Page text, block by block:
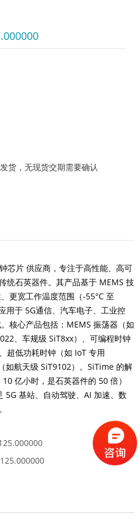
货，无现货交期需要确认
芯片 供应商，专注于高性能、高可
统石英器件。其产品基于 MEMS 技
更宽工作温度范围（-55°C 至
用于 5G通信、汽车电子、工业控
核心产品包括：MEMS 振荡器（如
、车规级 SiT8xx）、可编程时钟
超低功耗时钟（如 IoT 专用
如航天级 SiT9102）。SiTime 的解
亿小时，是石英器件的 50 倍）
5G 基站、自动驾驶、AI 加速、数